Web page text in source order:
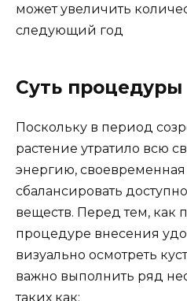
может увеличить
следующий год
Суть процедуры
Поскольку в период
растение утратило всю
энергию,
сбалансировать
веществ. Перед тем, как
процедуре внесения
визуально осмотреть
важно выполнить ряд
таких как: